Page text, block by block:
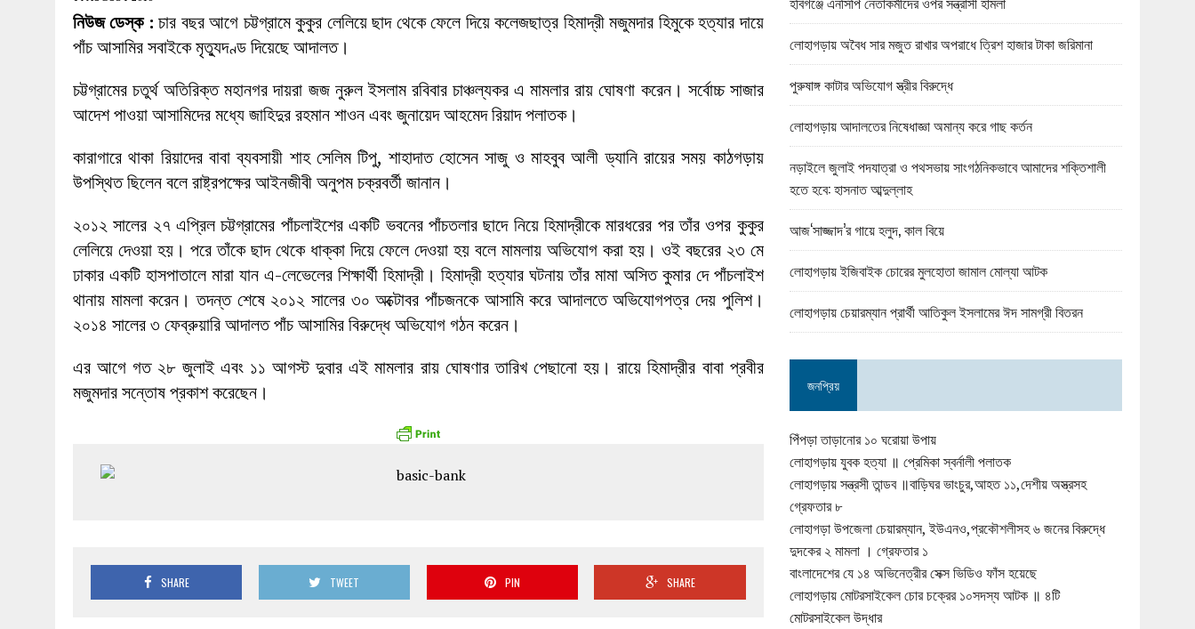
27 MAY 2026
লোহাগড়ায় চেয়ারম্যান প্রার্থী আতিকুল ইসলামের ঈদ সামগ্রী বিতরন
1 AUGUST 2026 | লোহাগড়ায় জাল দলিলে নামজারি ॥ এসিল্যান্ড অফিসে ভয়াবহ দুর্নীতি
নিউজ ডেস্ক : চার বছর আগে চট্টগ্রামে কুকুর লেলিয়ে ছাদ থেকে ফেলে দিয়ে কলেজছাত্র হিমাদ্রী মজুমদার হিমুকে হত্যার দায়ে
পাঁচ আসামির সবাইকে মৃত্যুদণ্ড দিয়েছে আদালত।
চট্টগ্রামের চতুর্থ অতিরিক্ত মহানগর দায়রা জজ নুরুল ইসলাম রবিবার চাঞ্চল্যকর এ মামলার রায় ঘোষণা করেন। সর্বোচ্চ সাজার
আদেশ পাওয়া আসামিদের মধ্যে জাহিদুর রহমান শাওন এবং জুনায়েদ আহমেদ রিয়াদ পলাতক।
কারাগারে থাকা রিয়াদের বাবা ব্যবসায়ী শাহ সেলিম টিপু, শাহাদাত হোসেন সাজু ও মাহবুব আলী ড্যানি রায়ের সময় কাঠগড়ায়
উপস্থিত ছিলেন বলে রাষ্ট্রপক্ষের আইনজীবী অনুপম চক্রবর্তী জানান।
২০১২ সালের ২৭ এপ্রিল চট্টগ্রামের পাঁচলাইশের একটি ভবনের পাঁচতলার ছাদে নিয়ে হিমাদ্রীকে মারধরের পর তাঁর ওপর কুকুর
লেলিয়ে দেওয়া হয়। পরে তাঁকে ছাদ থেকে ধাক্কা দিয়ে ফেলে দেওয়া হয় বলে মামলায় অভিযোগ করা হয়। ওই বছরের ২৩ মে
ঢাকার একটি হাসপাতালে মারা যান এ-লেভেলের শিক্ষার্থী হিমাদ্রী। হিমাদ্রী হত্যার ঘটনায় তাঁর মামা অসিত কুমার দে পাঁচলাইশ
থানায় মামলা করেন। তদন্ত শেষে ২০১২ সালের ৩০ অক্টোবর পাঁচজনকে আসামি করে আদালতে অভিযোগপত্র দেয় পুলিশ।
২০১৪ সালের ৩ ফেব্রুয়ারি আদালত পাঁচ আসামির বিরুদ্ধে অভিযোগ গঠন করেন।
এর আগে গত ২৮ জুলাই এবং ১১ আগস্ট দুবার এই মামলার রায় ঘোষণার তারিখ পেছানো হয়। রায়ে হিমাদ্রীর বাবা প্রবীর
মজুমদার সন্তোষ প্রকাশ করেছেন।
SHARE TWEET PIN SHARE
লোহাগড়ায় অবৈধ সার মজুত রাখার অপরাধে ত্রিশ হাজার টাকা জরিমানা
পুরুষাঙ্গ কাটার অভিযোগ স্ত্রীর বিরুদ্ধে
লোহাগড়ায় আদালতের নিষেধাজ্ঞা অমান্য করে গাছ কর্তন
নড়াইলে জুলাই পদযাত্রা ও পথসভায় সাংগঠনিকভাবে আমাদের শক্তিশালী
হতে হবে: হাসনাত আব্দুল্লাহ
আজ‘সাজ্জাদ’র গায়ে হলুদ, কাল বিয়ে
লোহাগড়ায় ইজিবাইক চোরের মুলহোতা জামাল মোল্যা আটক
লোহাগড়ায় চেয়ারম্যান প্রার্থী আতিকুল ইসলামের ঈদ সামগ্রী বিতরন
জনপ্রিয়
পিঁপড়া তাড়ানোর ১০ ঘরোয়া উপায়
লোহাগড়ায় যুবক হত্যা ॥ প্রেমিকা স্বর্নালী পলাতক
লোহাগড়ায় সন্ত্রসী তান্ডব ॥বাড়িঘর ভাংচুর,আহত ১১,দেশীয় অস্ত্রসহ
গ্রেফতার ৮
লোহাগড়া উপজেলা চেয়ারম্যান, ইউএনও,প্রকৌশলীসহ ৬ জনের বিরুদ্ধে
দুদকের ২ মামলা । গ্রেফতার ১
বাংলাদেশের যে ১৪ অভিনেত্রীর সেক্স ভিডিও ফাঁস হয়েছে
লোহাগড়ায় মোটরসাইকেল চোর চক্রের ১০সদস্য আটক ॥ ৪টি
মোটরসাইকেল উদ্ধার